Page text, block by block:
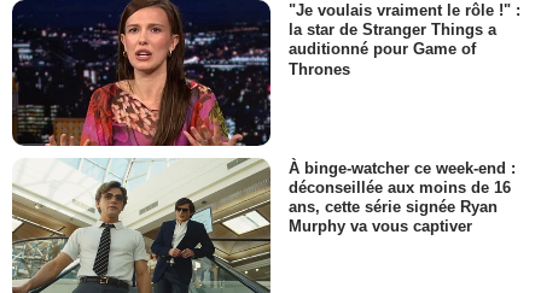
"Je voulais vraiment le rôle !" :
la star de Stranger Things a
auditionné pour Game of
Thrones
À binge-watcher ce week-end :
déconseillée aux moins de 16
ans, cette série signée Ryan
Murphy va vous captiver